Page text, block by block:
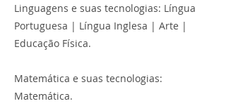
Linguagens e suas tecnologias: Língua
Portuguesa | Língua Inglesa | Arte |
Educação Física.
Matemática e suas tecnologias:
Matemática.